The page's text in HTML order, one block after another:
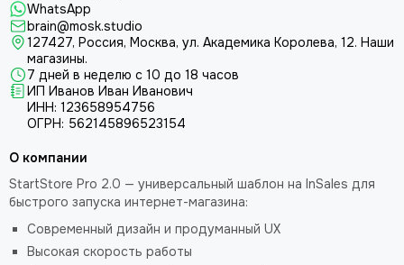
WhatsApp
brain@mosk.studio
127427, Россия, Москва, ул. Академика Королева, 12. Наши
магазины.
7 дней в неделю с 10 до 18 часов
ИП Иванов Иван Иванович
ИНН: 123658954756
ОГРН: 562145896523154
О компании
StartStore Pro 2.0 — универсальный шаблон на InSales для
быстрого запуска интернет-магазина:
Современный дизайн и продуманный UX
Высокая скорость работы